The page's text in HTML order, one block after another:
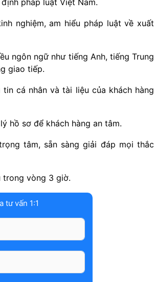
nghiệm, am hiểu pháp luật về xuất
ngôn ngữ như tiếng Anh, tiếng Trung
giao tiếp.
cá nhân và tài liệu của khách hàng
hồ sơ để khách hàng an tâm.
tâm, sẵn sàng giải đáp mọi thắc
trong vòng 3 giờ.
tư vấn 1:1